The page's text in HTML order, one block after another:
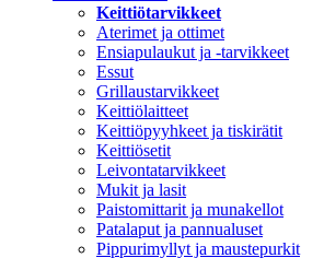
Keittiötarvikkeet
Aterimet ja ottimet
Ensiapulaukut ja -tarvikkeet
Essut
Grillaustarvikkeet
Keittiölaitteet
Keittiöpyyhkeet ja tiskirätit
Keittiösetit
Leivontatarvikkeet
Mukit ja lasit
Paistomittarit ja munakellot
Patalaput ja pannualuset
Pippurimyllyt ja maustepurkit